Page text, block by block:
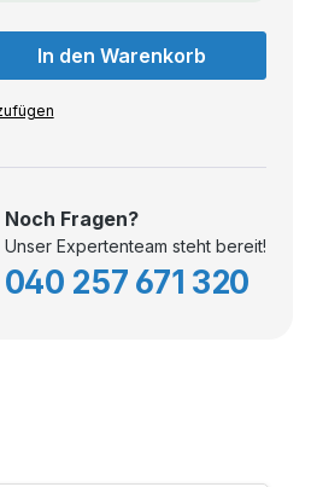
In den Warenkorb
Noch Fragen?
Unser Expertenteam steht bereit!
040 257 671 320